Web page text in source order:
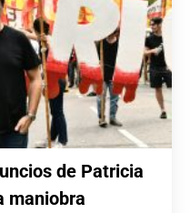
de Patricia
maniobra